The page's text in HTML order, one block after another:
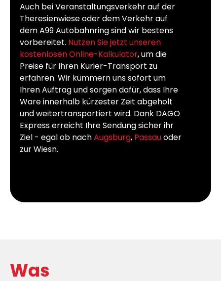
Auch bei Veranstaltungsverkehr auf der
Theresienwiese oder dem Verkehr auf
dem A99 Autobahnring sind wir bestens
vorbereitet. Nutzen Sie jetzt unseren
kostenlosen Online-Kalkulator, um die
Preise für Ihren Kurier-Transport zu
erfahren. Wir kümmern uns sofort um
Ihren Auftrag und sorgen dafür, dass Ihre
Ware innerhalb kürzester Zeit abgeholt
und weitertransportiert wird. Dank DAGO
Express erreicht Ihre Sendung sicher ihr
Ziel - egal ob nachAugsburg, Passauoder
zur Wiesn.
Was